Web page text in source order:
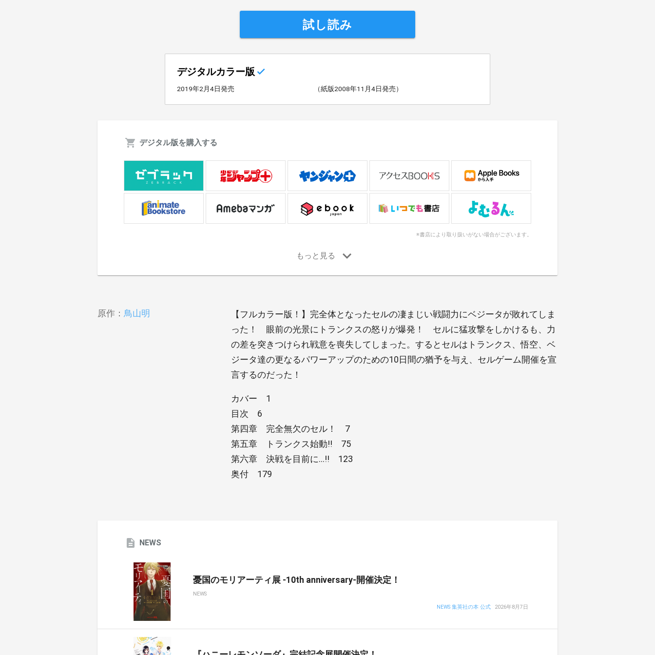
試し読み
デジタルカラー版
2019年2月4日発売 （紙版2008年11月4日発売）
デジタル版を購入する
※書店により取り扱いがない場合がございます。
原作： 鳥山明
【フルカラー版！】完全体となったセルの凄まじい戦闘力にベジータが敗れてしま
った！ 眼前の光景にトランクスの怒りが爆発！ セルに猛攻撃をしかけるも、力
の差を突きつけられ戦意を喪失してしまった。するとセルはトランクス、悟空、ベ
ジータ達の更なるパワーアップのための10日間の猶予を与え、セルゲーム開催を宣
言するのだった！
カバー 1
目次 6
第四章 完全無欠のセル！ 7
第五章 トランクス始動!! 75
第六章 決戦を目前に…!! 123
奥付 179
NEWS
憂国のモリアーティ展 -10th anniversary-開催決定！
NEWS
NEWS 集英社の本 公式 2026年8月7日